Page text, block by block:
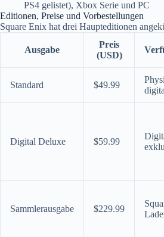
PS4 gelistet), Xbox Serie und PC
Editionen, Preise und Vorbestellungen
Square Enix hat drei Haupteditionen
Ausgabe
Preis
(USD)
Standard $49.99
Digital Deluxe $59.99
Sammlerausgabe $229.99